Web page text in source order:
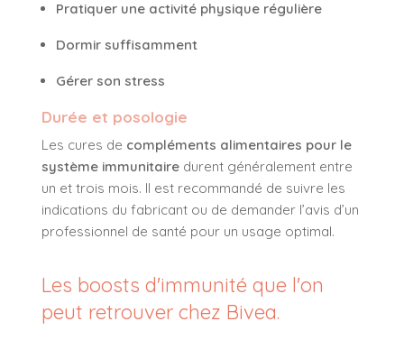
Pratiquer une activité physique régulière
Dormir suffisamment
Gérer son stress
Durée et posologie
Les cures de compléments alimentaires pour le
système immunitaire durent généralement entre
un et trois mois. Il est recommandé de suivre les
indications du fabricant ou de demander l’avis d’un
professionnel de santé pour un usage optimal.
Les boosts d'immunité que l'on
peut retrouver chez Bivea.